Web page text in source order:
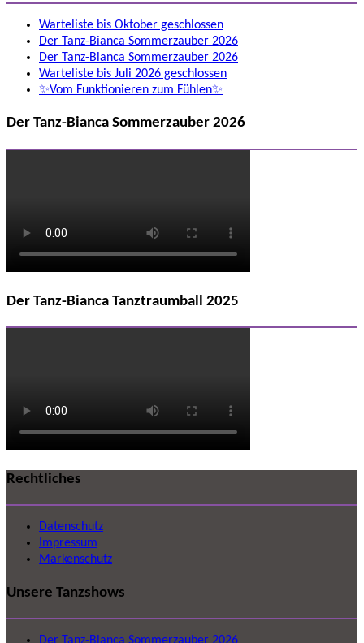
Warteliste bis Oktober geschlossen
Der Tanz-Bianca Sommerzauber 2026
Der Tanz-Bianca Sommerzauber 2026
Warteliste bis Juli 2026 geschlossen
✨Vom Funktionieren zum Fühlen✨
Der Tanz-Bianca Sommerzauber 2026
Der Tanz-Bianca Tanztraumball 2025
Rechtliches
Datenschutz
Impressum
Markenschutz
Unsere Tanzshows
Der Tanz-Bianca Sommerzauber 2026